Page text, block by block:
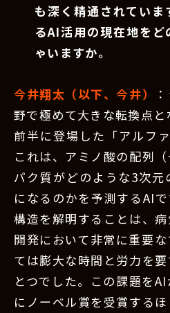
も深く精通されてい
るAI活用の現在地を
ゃいますか。
今井翔太（以下、今井）
野で極めて大きな転換点
前半に登場した「アルフ
これは、アミノ酸の配列
パク質がどのような3次元
になるのかを予測するAI
構造を解明することは、
開発において非常に重要
ては膨大な時間と労力を
とつでした。この課題を
にノーベル賞を受賞する